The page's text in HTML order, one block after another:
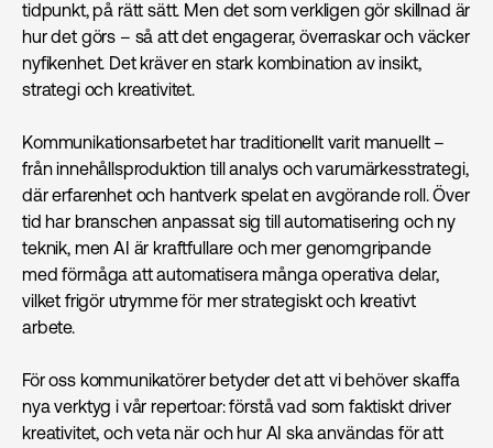
tidpunkt, på rätt sätt. Men det som verkligen gör skillnad är
hur det görs – så att det engagerar, överraskar och väcker
nyfikenhet. Det kräver en stark kombination av insikt,
strategi och kreativitet.
Kommunikations­arbetet har traditionellt varit manuellt –
från innehållsproduktion till analys och varumärkes­strategi,
där erfarenhet och hantverk spelat en avgörande roll. Över
tid har branschen anpassat sig till automatisering och ny
teknik, men AI är kraftfullare och mer genomgripande
med förmåga att automatisera många operativa delar,
vilket frigör utrymme för mer strategiskt och kreativt
arbete.
För oss kommunikatörer betyder det att vi behöver skaffa
nya verktyg i vår repertoar: förstå vad som faktiskt driver
kreativitet, och veta när och hur AI ska användas för att